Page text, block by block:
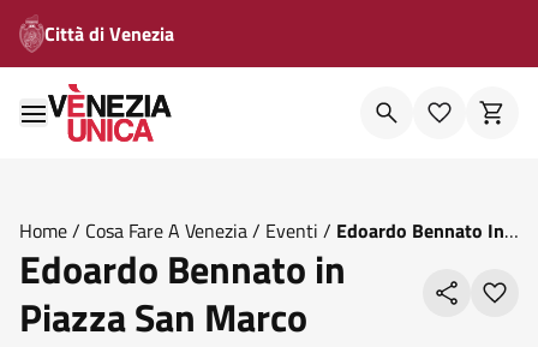
Città di Venezia
Home/ Cosa Fare A Venezia/ Eventi / Edoardo Bennato In
Piazza San Marco
Edoardo Bennato in
Piazza San Marco